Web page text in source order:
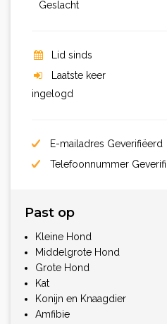
Geslacht
Lid sinds
Laatste keer
ingelogd
E-mailadres Geverifiëerd
Telefoonnummer
Past op
Kleine Hond
Middelgrote Hond
Grote Hond
Kat
Konijn en Knaagdier
Amfibie